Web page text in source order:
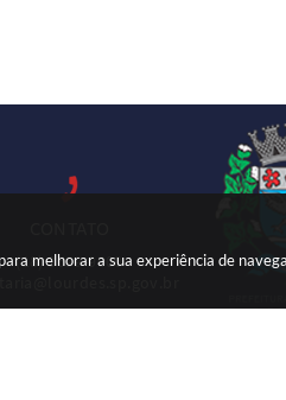
melhorar a sua experiência de
(18) 3699-9000